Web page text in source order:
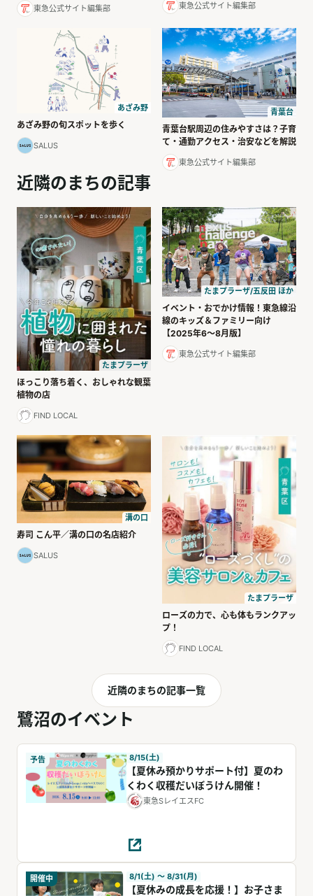
東急公式サイト編集部 東急公式サイト編集部
あざみ野
あざみ野の旬スポットを歩く
SALUS
青葉台
青葉台駅周辺の住みやすさは？子育
て・通勤アクセス・治安などを解説
東急公式サイト編集部
近隣のまちの記事
たまプラーザ
ほっこり落ち着く、おしゃれな観葉
植物の店
FIND LOCAL
たまプラーザ/五反田 ほか
イベント・おでかけ情報！東急線沿
線のキッズ＆ファミリー向け
【2025年6〜8月版】
東急公式サイト編集部
溝の口
寿司 こん平／溝の口の名店紹介
SALUS
たまプラーザ
ローズの力で、心も体もランクアッ
プ！
FIND LOCAL
近隣のまちの記事一覧
鷺沼のイベント
予告 8/15(土)
【夏休み預かりサポート付】夏のわ
くわく収穫だいぼうけん開催！
東急SレイエスFC
開催中 8/1(土) 〜 8/31(月)
【夏休みの成長を応援！】お子さま